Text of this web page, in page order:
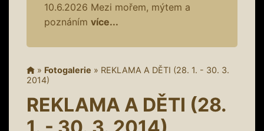
10.6.2026 Mezi mořem, mýtem a
poznáním více...
» Fotogalerie » REKLAMA A DĚTI (28. 1. - 30. 3.
2014)
REKLAMA A DĚTI (28.